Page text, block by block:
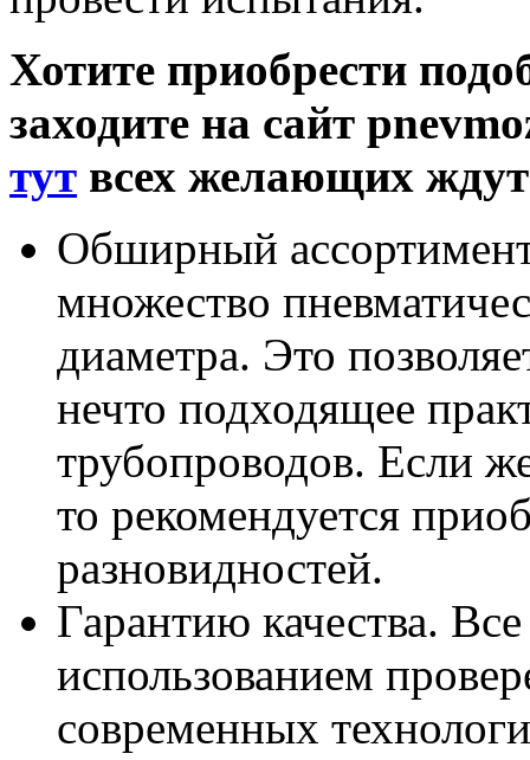
Хотите приобрести
заходите на сайт
тут всех желающих
Обширный
множество
диаметра. Это
нечто подходящее
трубопроводов. Если
то рекомендуется
разновидностей.
Гарантию качества.
использованием
современных